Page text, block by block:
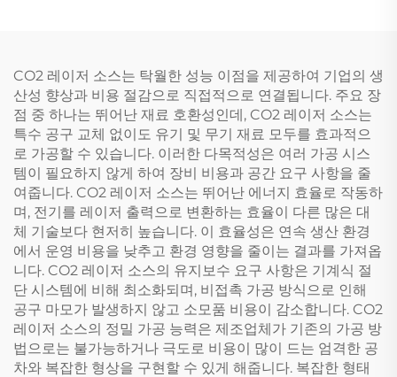
CO2 레이저 소스는 탁월한 성능 이점을 제공하여 기업의 생
산성 향상과 비용 절감으로 직접적으로 연결됩니다. 주요 장
점 중 하나는 뛰어난 재료 호환성인데, CO2 레이저 소스는
특수 공구 교체 없이도 유기 및 무기 재료 모두를 효과적으
로 가공할 수 있습니다. 이러한 다목적성은 여러 가공 시스
템이 필요하지 않게 하여 장비 비용과 공간 요구 사항을 줄
여줍니다. CO2 레이저 소스는 뛰어난 에너지 효율로 작동하
며, 전기를 레이저 출력으로 변환하는 효율이 다른 많은 대
체 기술보다 현저히 높습니다. 이 효율성은 연속 생산 환경
에서 운영 비용을 낮추고 환경 영향을 줄이는 결과를 가져옵
니다. CO2 레이저 소스의 유지보수 요구 사항은 기계식 절
단 시스템에 비해 최소화되며, 비접촉 가공 방식으로 인해
공구 마모가 발생하지 않고 소모품 비용이 감소합니다. CO2
레이저 소스의 정밀 가공 능력은 제조업체가 기존의 가공 방
법으로는 불가능하거나 극도로 비용이 많이 드는 엄격한 공
차와 복잡한 형상을 구현할 수 있게 해줍니다. 복잡한 형태